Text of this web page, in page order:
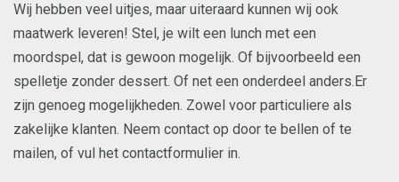
Wij hebben veel uitjes, maar uiteraard kunnen wij ook
maatwerk leveren! Stel, je wilt een lunch met een
moordspel, dat is gewoon mogelijk. Of bijvoorbeeld een
spelletje zonder dessert. Of net een onderdeel anders.Er
zijn genoeg mogelijkheden. Zowel voor particuliere als
zakelijke klanten. Neem contact op door te bellen of te
mailen, of vul het contactformulier in.